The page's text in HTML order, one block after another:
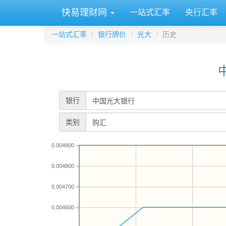
快易理财网 一站式汇率 央行汇率
一站式汇率 银行牌价 光大 历史
银行
类别
0.004600
0.004700
0.004800
0.004900